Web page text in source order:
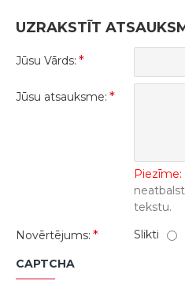
UZRAKSTĪT
Jūsu Vārds:
Jūsu atsauksme:
Piezīme:
tekstu.
Novērtējums:
Slikti
CAPTCHA